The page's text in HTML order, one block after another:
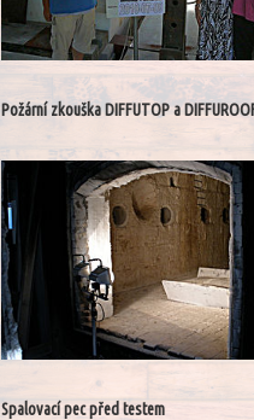
Požární zkouška DIFFUTOP a
Spalovací pec před testem